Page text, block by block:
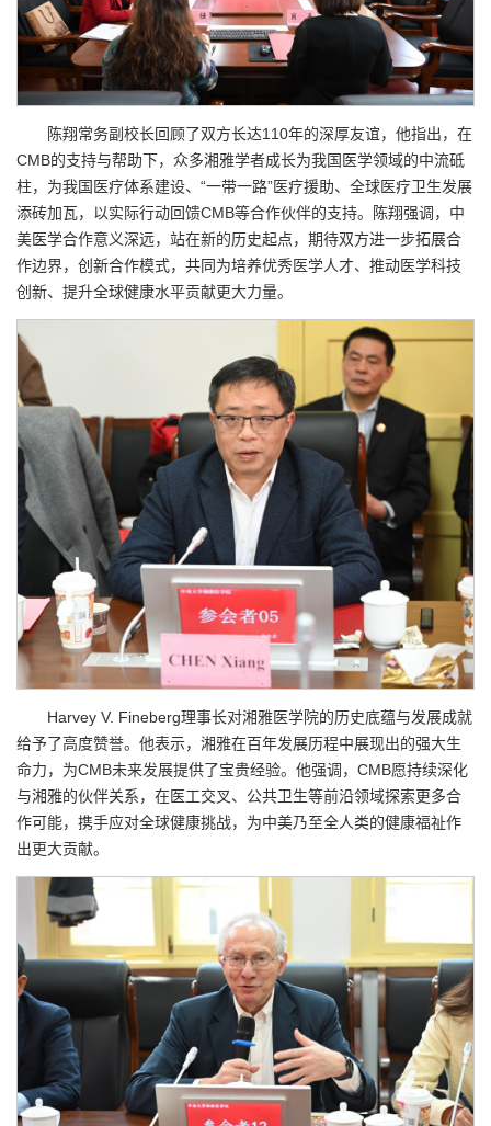
陈翔常务副校长回顾了双方长达110年的深厚友谊，他指出，在
CMB的支持与帮助下，众多湘雅学者成长为我国医学领域的中流砥
柱，为我国医疗体系建设、“一带一路”医疗援助、全球医疗卫生发展
添砖加瓦，以实际行动回馈CMB等合作伙伴的支持。陈翔强调，中
美医学合作意义深远，站在新的历史起点，期待双方进一步拓展合
作边界，创新合作模式，共同为培养优秀医学人才、推动医学科技
创新、提升全球健康水平贡献更大力量。
Harvey V. Fineberg理事长对湘雅医学院的历史底蕴与发展成就
给予了高度赞誉。他表示，湘雅在百年发展历程中展现出的强大生
命力，为CMB未来发展提供了宝贵经验。他强调，CMB愿持续深化
与湘雅的伙伴关系，在医工交叉、公共卫生等前沿领域探索更多合
作可能，携手应对全球健康挑战，为中美乃至全人类的健康福祉作
出更大贡献。